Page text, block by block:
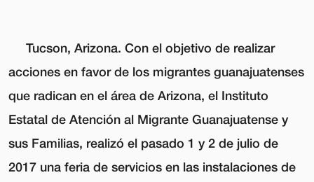
Tucson, Arizona. Con el objetivo de realizar
acciones en favor de los migrantes guanajuatenses
que radican en el área de Arizona, el Instituto
Estatal de Atención al Migrante Guanajuatense y
sus Familias, realizó el pasado 1 y 2 de julio de
2017 una feria de servicios en las instalaciones de